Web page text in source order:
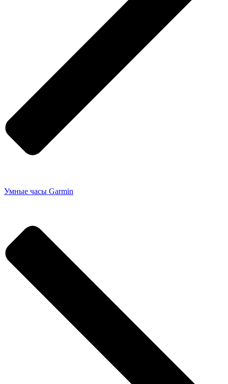
Умные часы Garmin